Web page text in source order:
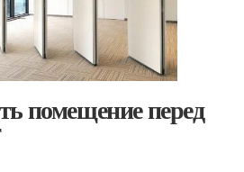
помещение перед